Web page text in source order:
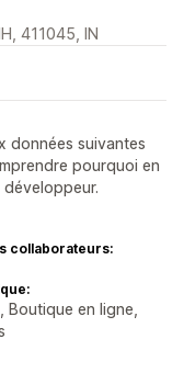
411045, IN
données suivantes
pourquoi en
développeur.
collaborateurs:
Boutique en ligne,